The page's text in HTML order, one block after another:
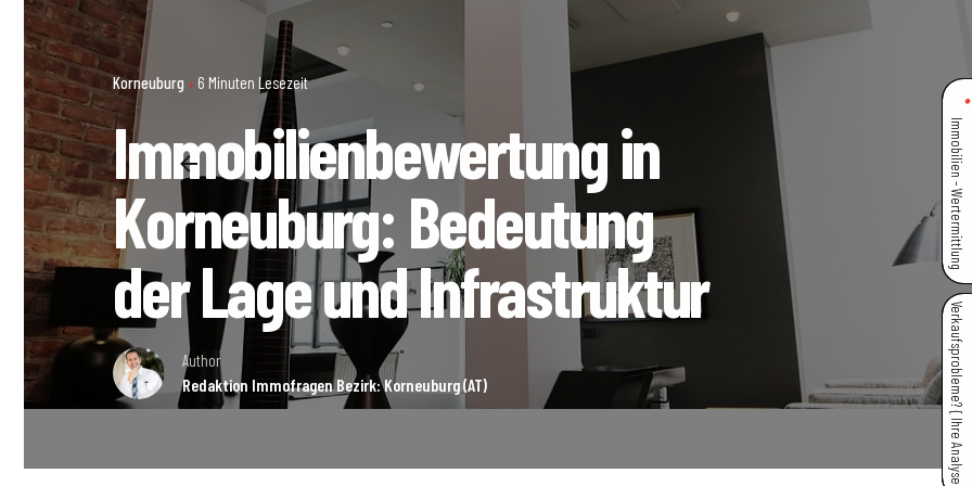
Korneuburg 6 Minuten Lesezeit
Immobilienbewertung in
Korneuburg: Bedeutung
der Lage und Infrastruktur
Author
Redaktion Immofragen Bezirk: Korneuburg (AT)
Immobilien - Wertermittlung
Verkaufsprobleme? { Ihre Analyse }